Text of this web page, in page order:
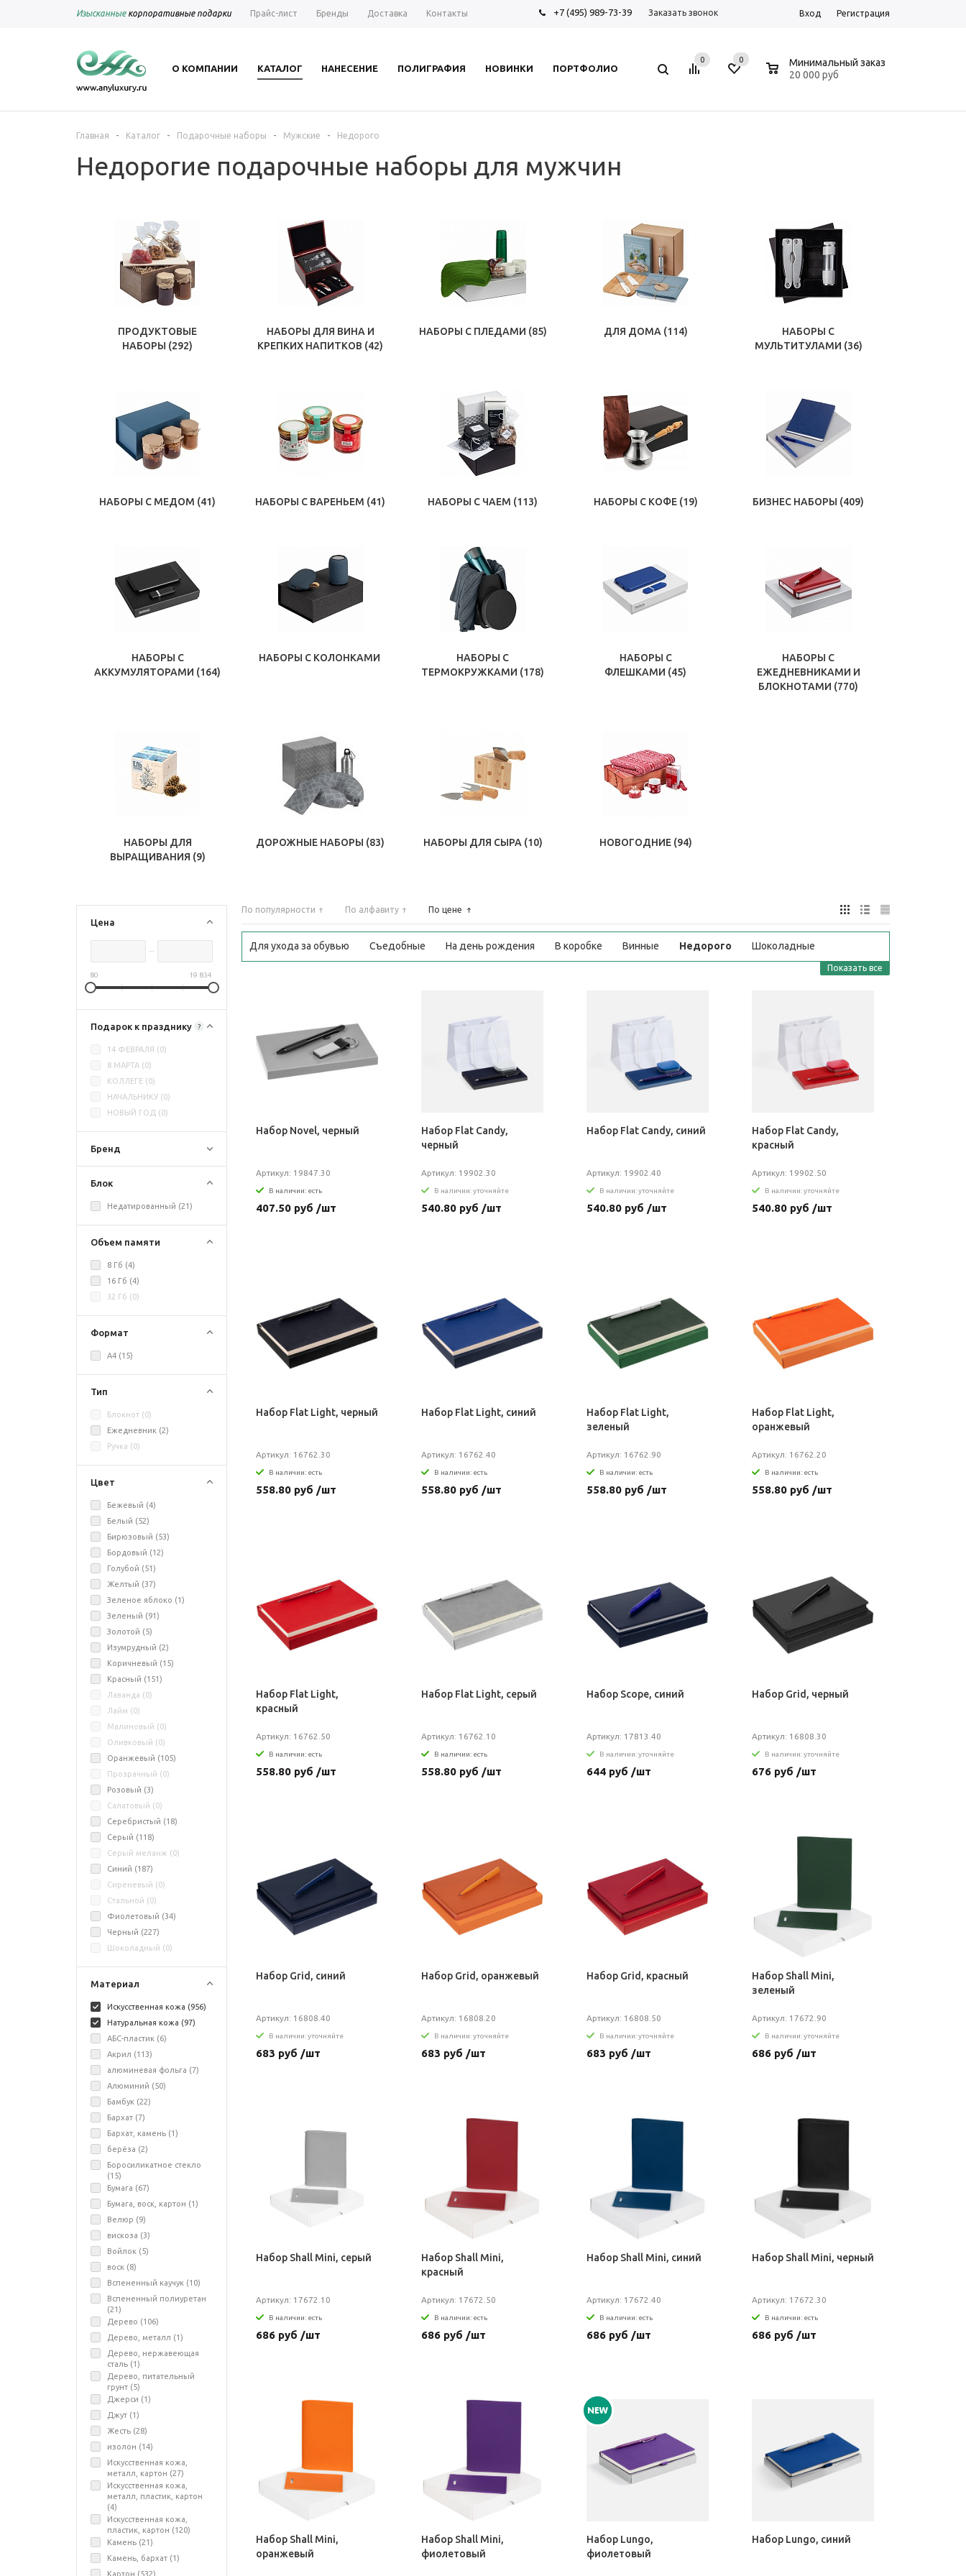
Изысканныекорпоративные подарки Прайс-лист Бренды Доставка Контакты +7 (495) 989-73-39 Заказать звонок Вход Регистрация
О КОМПАНИИ КАТАЛОГ НАНЕСЕНИЕ ПОЛИГРАФИЯ НОВИНКИ ПОРТФОЛИО
0 0
Минимальный заказ
20 000 руб
Главная - Каталог - Подарочные наборы - Мужские - Недорого
Недорогие подарочные наборы для мужчин
ПРОДУКТОВЫЕ
НАБОРЫ (292)
НАБОРЫ ДЛЯ ВИНА И
КРЕПКИХ НАПИТКОВ (42)
НАБОРЫ С ПЛЕДАМИ (85) ДЛЯ ДОМА (114)
НАБОРЫ С
МУЛЬТИТУЛАМИ (36)
НАБОРЫ С МЕДОМ (41) НАБОРЫ С ВАРЕНЬЕМ (41) НАБОРЫ С ЧАЕМ (113) НАБОРЫ С КОФЕ (19) БИЗНЕС НАБОРЫ (409)
НАБОРЫ С
АККУМУЛЯТОРАМИ (164)
НАБОРЫ С КОЛОНКАМИ
НАБОРЫ С
ТЕРМОКРУЖКАМИ (178)
НАБОРЫ С
ФЛЕШКАМИ (45)
НАБОРЫ С
ЕЖЕДНЕВНИКАМИ И
БЛОКНОТАМИ (770)
НАБОРЫ ДЛЯ
ВЫРАЩИВАНИЯ (9)
ДОРОЖНЫЕ НАБОРЫ (83) НАБОРЫ ДЛЯ СЫРА (10) НОВОГОДНИЕ (94)
Цена
80 19 834
Подарок к празднику ?
14 ФЕВРАЛЯ (0)
8 МАРТА (0)
КОЛЛЕГЕ (0)
НАЧАЛЬНИКУ (0)
НОВЫЙ ГОД (0)
Бренд
Блок
Недатированный (21)
Объем памяти
8 Гб (4)
16 Гб (4)
32 Гб (0)
Формат
A4 (15)
Тип
Блокнот (0)
Ежедневник (2)
Ручка (0)
Цвет
Бежевый (4)
Белый (52)
Бирюзовый (53)
Бордовый (12)
Голубой (51)
Желтый (37)
Зеленое яблоко (1)
Зеленый (91)
Золотой (5)
Изумрудный (2)
Коричневый (15)
Красный (151)
Лаванда (0)
Лайм (0)
Малиновый (0)
Оливковый (0)
Оранжевый (105)
Прозрачный (0)
Розовый (3)
Салатовый (0)
Серебристый (18)
Серый (118)
Серый меланж (0)
Синий (187)
Сиреневый (0)
Стальной (0)
Фиолетовый (34)
Черный (227)
Шоколадный (0)
Материал
Искусственная кожа (956)
Натуральная кожа (97)
АБС-пластик (6)
Акрил (113)
алюминевая фольга (7)
Алюминий (50)
Бамбук (22)
Бархат (7)
Бархат, камень (1)
берёза (2)
Боросиликатное стекло
(15)
Бумага (67)
Бумага, воск, картон (1)
Велюр (9)
вискоза (3)
Войлок (5)
воск (8)
Вспененный каучук (10)
Вспененный полиуретан
(21)
Дерево (106)
Дерево, металл (1)
Дерево, нержавеющая
сталь (1)
Дерево, питательный
грунт (5)
Джерси (1)
Джут (1)
Жесть (28)
изолон (14)
Искусственная кожа,
металл, картон (27)
Искусственная кожа,
металл, пластик, картон
(4)
Искусственная кожа,
пластик, картон (120)
Камень (21)
Камень, бархат (1)
Картон (532)
По популярности По алфавиту По цене
Для ухода за обувью Съедобные На день рождения В коробке Винные Недорого
Шоколадные
Показать все
Набор Novel, черный
Артикул: 19847.30
В наличии: есть
407.50 руб /шт
Набор Flat Candy,
черный
Артикул: 19902.30
В наличии: уточняйте
540.80 руб /шт
Набор Flat Candy, синий
Артикул: 19902.40
В наличии: уточняйте
540.80 руб /шт
Набор Flat Candy,
красный
Артикул: 19902.50
В наличии: уточняйте
540.80 руб /шт
Набор Flat Light, черный
Артикул: 16762.30
В наличии: есть
558.80 руб /шт
Набор Flat Light, синий
Артикул: 16762.40
В наличии: есть
558.80 руб /шт
Набор Flat Light,
зеленый
Артикул: 16762.90
В наличии: есть
558.80 руб /шт
Набор Flat Light,
оранжевый
Артикул: 16762.20
В наличии: есть
558.80 руб /шт
Набор Flat Light,
красный
Артикул: 16762.50
В наличии: есть
558.80 руб /шт
Набор Flat Light, серый
Артикул: 16762.10
В наличии: есть
558.80 руб /шт
Набор Scope, синий
Артикул: 17813.40
В наличии: уточняйте
644 руб /шт
Набор Grid, черный
Артикул: 16808.30
В наличии: уточняйте
676 руб /шт
Набор Grid, синий
Артикул: 16808.40
В наличии: уточняйте
683 руб /шт
Набор Grid, оранжевый
Артикул: 16808.20
В наличии: уточняйте
683 руб /шт
Набор Grid, красный
Артикул: 16808.50
В наличии: уточняйте
683 руб /шт
Набор Shall Mini,
зеленый
Артикул: 17672.90
В наличии: уточняйте
686 руб /шт
Набор Shall Mini, серый
Артикул: 17672.10
В наличии: есть
686 руб /шт
Набор Shall Mini,
красный
Артикул: 17672.50
В наличии: есть
686 руб /шт
Набор Shall Mini, синий
Артикул: 17672.40
В наличии: есть
686 руб /шт
Набор Shall Mini, черный
Артикул: 17672.30
В наличии: есть
686 руб /шт
Набор Shall Mini,
оранжевый
Набор Shall Mini,
фиолетовый
Набор Lungo,
фиолетовый
Набор Lungo, синий